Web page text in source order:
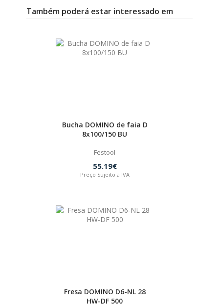
Também poderá estar interessado em
Bucha DOMINO de faia D
8x100/150 BU
Festool
55.19€
Preço Sujeito a IVA
Fresa DOMINO D6-NL 28
HW-DF 500